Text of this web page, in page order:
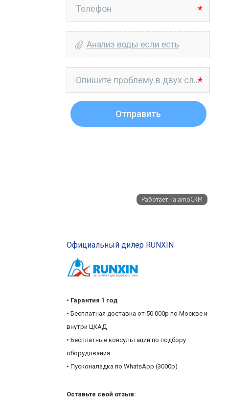
Официальный дилер RUNXIN
• Гарантия 1 год
• Бесплатная доставка от 50 000р по Москве и
внутри ЦКАД
• Бесплатные консультации по подбору
оборудования
• Пусконаладка по WhatsApp (3000р)
Оставьте свой отзыв: